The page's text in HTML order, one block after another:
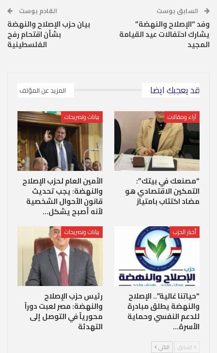
السابق بوست
وفد “الإصلاح والنهضة”
يشارك احتفالات عيد القيامة
المجيد
القادم بوست
بيان حزب الإصلاح والنهضة
بشأن اقتحام رفح
الفلسطينية
قد يعجبك ايضا المزيد عن المؤلف
آراء ومقالات
“مصنعك في بيتك”:
التمكين الاقتصادي هو
مضاد اكتئاب بامتياز
بيانات وتصريحات
الأمين العام لحزب الإصلاح
والنهضة: يجب تحديث
قانون الأحوال الشخصية
لأنه أصبح يشكل…
أخبار الحزب
“حياتنا غالية”.. الإصلاح
والنهضة يطلق مبادرة
للدعم النفسي وحماية
الأسرة…
بيانات وتصريحات
رئيس حزب الإصلاح
والنهضة: مصر لعبت دوراً
محورياً في التوصل إلى
التهدئة
السابق التالي